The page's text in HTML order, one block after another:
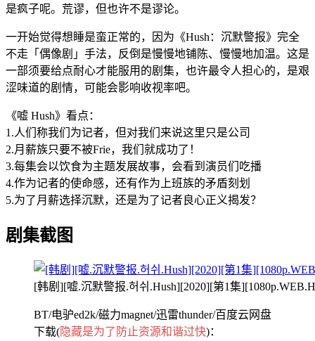
是疯子呢。荒谬，但也许不是谬论。
一开始觉得想睡是蛮正常的，因为《Hush：沉默警报》完全
不走「偶像剧」手法，反倒是慢慢地铺陈、慢慢地加温。这是
一部须要给点耐心才能服用的剧集，也许最令人担心的，是艰
涩味道的剧情，可能会影响收视率吧。
《嘘 Hush》看点：
1.人们称我们为记者，但对我们来说这里只是公司
2.月薪族只要不被Frie，我们就成功了！
3.每集会以饮食为主题发展故事，会看到演员们吃播
4.作为记者的使命感，还有作为上班族的矛盾刻划
5.为了月薪选择沉默，还是为了记者良心正义揭发？
剧集截图
[韩剧][嘘.沉默警报.허쉬.Hush][2020][第1集
BT/电驴ed2k/磁力magnet/迅雷thunder/百度云网盘
下载(隐藏是为了防止资源和谐过快)：